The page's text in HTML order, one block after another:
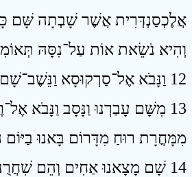
אֲלֶכְסַנְדְּרִית אֲשֶׁר שָׁבְתָה שָּׁם
וְהִיא נֹשֵׂאת אוֹת עַל־נִסָּהּ
12 וַנָּבֹא אֶל־סַרְקוּסָא וַנֵּשֶׁב־שָׁם שְׁלֹשָׁה יָמִים׃
13 מִשָּׁם עָבַרְנוּ וַנָּסָב וַנָּבֹא
מִמָּחֳרָת רוּחַ מִדָּרוֹם בָּאנוּ בַיּוֹם
14 שָׁם מָצָאנוּ אַחִים וְהֵם